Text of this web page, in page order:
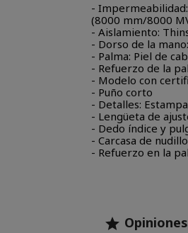
-
(8000 mm/8000
- Aislamiento:
- Dorso de la
- Palma: Piel de
- Refuerzo de la
- Modelo con
- Puño corto
- Detalles:
- Lengüeta de
- Dedo índice y
- Carcasa de
- Refuerzo en la
